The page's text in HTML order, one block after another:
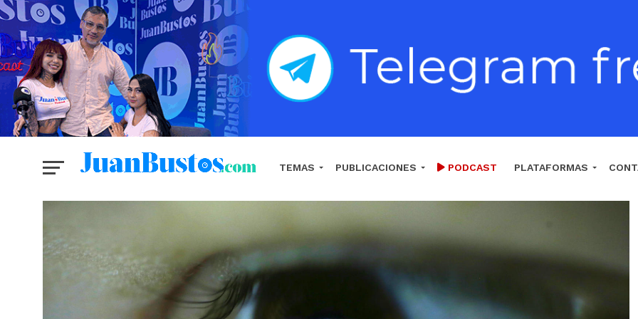
TEMAS PUBLICACIONES PODCAST PLATAFORMAS